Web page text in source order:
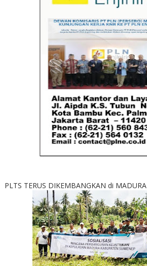
PLTS TERUS DIKEMBANGKAN di MADURA